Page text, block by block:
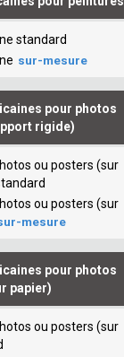
standard
sur-mesure
pour photos
rigide)
ou posters (sur
ou posters (sur
mesure
pour photos
papier)
ou posters (sur